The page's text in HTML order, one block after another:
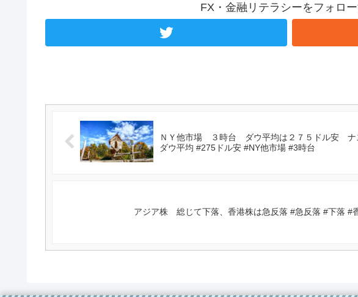
FX・金融リテラシーをフォロ
ＮＹ他市場 ３時台 ダウ平均は２７５ドル安 ナ
ダウ平均 #275ドル安 #NY他市場 #3時台
アジア株 総じて下落、香港株は急反落 #急反落 #下落 #